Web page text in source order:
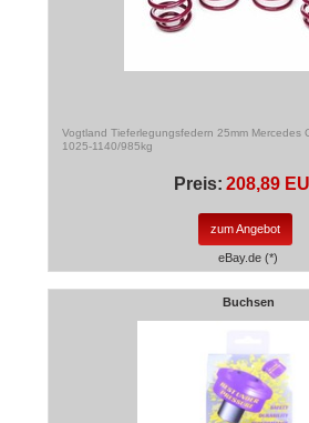
Vogtland Tieferlegungsfedern 25mm Mercedes
1025-1140/985kg
Preis: 208,89
zum Angebot
eBay.de (*)
Buchsen